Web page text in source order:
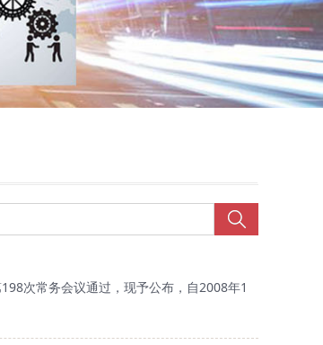
次常务会议通过，现予公布，自2008年1